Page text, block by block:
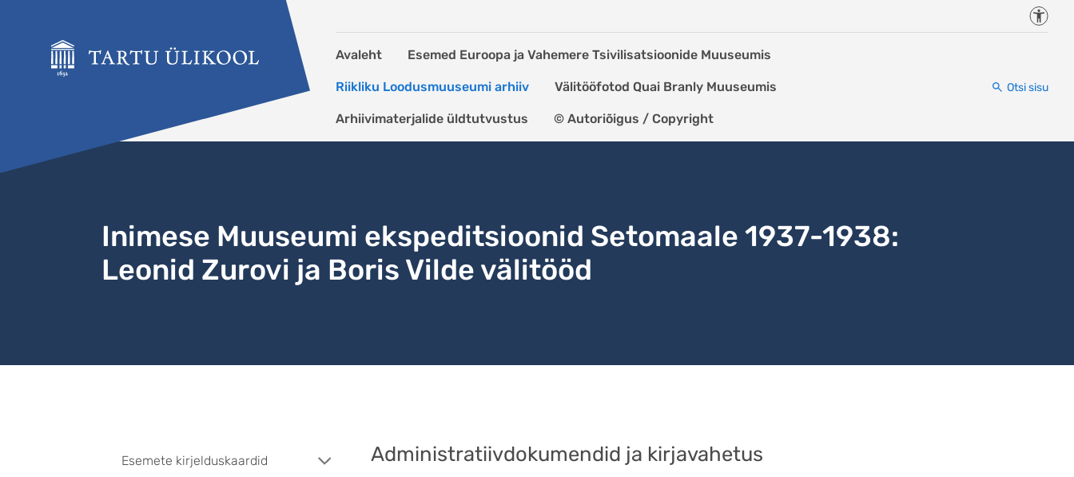
Avaleht Esemed Euroopa ja Vahemere Tsivilisatsioonide Muuseumis
Riikliku Loodusmuuseumi arhiiv Välitööfotod Quai Branly Muuseumis
Arhiivimaterjalide üldtutvustus © Autoriõigus / Copyright
Otsi sisu
Inimese Muuseumi ekspeditsioonid Setomaale 1937-1938:
Leonid Zurovi ja Boris Vilde välitööd
Administratiivdokumendid ja kirjavahetus
Esemete kirjelduskaardid